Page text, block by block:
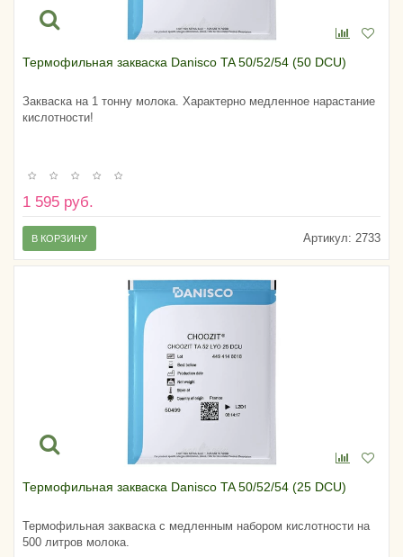
Термофильная закваска Danisco TA 50/52/54 (50 DCU)
Закваска на 1 тонну молока. Характерно медленное нарастание
кислотности!
1 595 руб.
Артикул: 2733
В КОРЗИНУ
Термофильная закваска Danisco TA 50/52/54 (25 DCU)
Термофильная закваска с медленным набором кислотности на
500 литров молока.